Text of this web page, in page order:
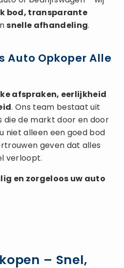
bod, transparante
snelle afhandeling.
Auto Opkoper Alle
afspraken, eerlijkheid
. Ons team bestaat uit
de markt door en door
niet alleen een goed bod
geven dat alles
verloopt.
en zorgeloos uw auto
– Snel,